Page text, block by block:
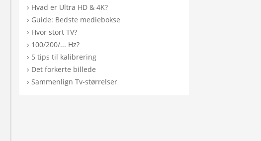
› Hvad er Ultra HD & 4K?
› Guide: Bedste mediebokse
› Hvor stort TV?
› 100/200/... Hz?
› 5 tips til kalibrering
› Det forkerte billede
›Sammenlign Tv-størrelser